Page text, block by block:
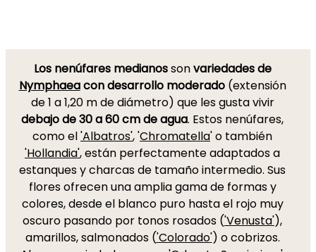
Los nenúfares medianossonvariedades de
Nymphaeacondesarrollo moderado(extensión
de 1 a 1,20 m de diámetro) que les gusta vivir
debajo de 30 a 60 cm de agua. Estos nenúfares,
como el'Albatros', 'Chromatella' o también
'Hollandia', están perfectamente adaptados a
estanques y charcas de tamaño intermedio. Sus
flores ofrecen una amplia gama de formas y
colores, desde el blanco puro hasta el rojo muy
oscuro pasando por tonos rosados ('Venusta'),
amarillos, salmonados ('Colorado') o cobrizos.